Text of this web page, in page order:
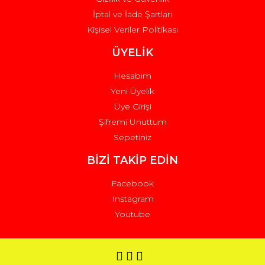
İptal ve İade Şartları
Kişisel Veriler Politikası
ÜYELİK
Hesabım
Yeni Üyelik
Üye Girişi
Şifremi Unuttum
Sepetiniz
BİZİ TAKİP EDİN
Facebook
Instagram
Youtube